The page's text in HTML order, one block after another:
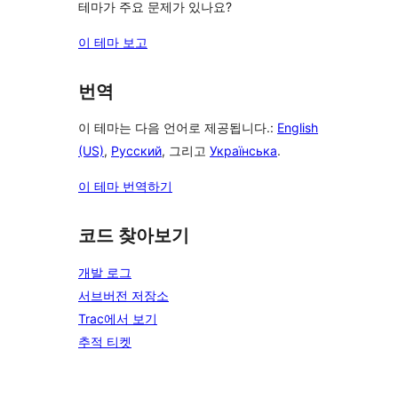
테마가 주요 문제가 있나요?
이 테마 보고
번역
이 테마는 다음 언어로 제공됩니다.: English
(US), Русский, 그리고 Українська.
이 테마 번역하기
코드 찾아보기
개발 로그
서브버전 저장소
Trac에서 보기
추적 티켓